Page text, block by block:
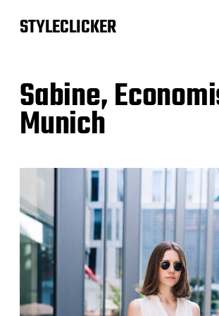
STYLECLICKER
Sabine,
Munich